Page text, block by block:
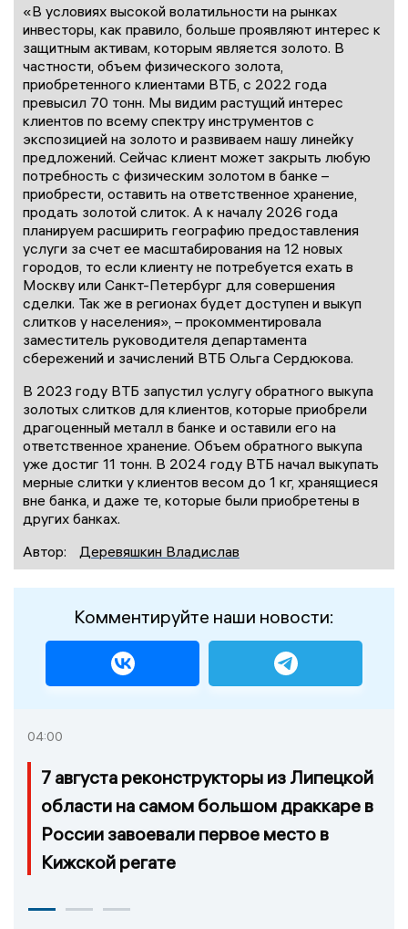
«В условиях высокой волатильности на рынках
инвесторы, как правило, больше проявляют интерес к
защитным активам, которым является золото. В
частности, объем физического золота,
приобретенного клиентами ВТБ, с 2022 года
превысил 70 тонн. Мы видим растущий интерес
клиентов по всему спектру инструментов с
экспозицией на золото и развиваем нашу линейку
предложений. Сейчас клиент может закрыть любую
потребность с физическим золотом в банке –
приобрести, оставить на ответственное хранение,
продать золотой слиток. А к началу 2026 года
планируем расширить географию предоставления
услуги за счет ее масштабирования на 12 новых
городов, то если клиенту не потребуется ехать в
Москву или Санкт-Петербург для совершения
сделки. Так же в регионах будет доступен и выкуп
слитков у населения», – прокомментировала
заместитель руководителя департамента
сбережений и зачислений ВТБ Ольга Сердюкова.
В 2023 году ВТБ запустил услугу обратного выкупа
золотых слитков для клиентов, которые приобрели
драгоценный металл в банке и оставили его на
ответственное хранение. Объем обратного выкупа
уже достиг 11 тонн. В 2024 году ВТБ начал выкупать
мерные слитки у клиентов весом до 1 кг, хранящиеся
вне банка, и даже те, которые были приобретены в
других банках.
Автор:
Деревяшкин Владислав
Комментируйте наши новости:
04:00
7 августа реконструкторы из Липецкой
области на самом большом драккаре в
России завоевали первое место в
Кижской регате